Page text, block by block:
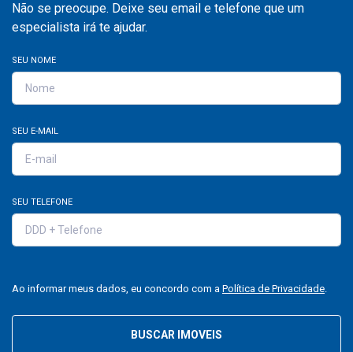
Não se preocupe. Deixe seu email e telefone que um
especialista irá te ajudar.
SEU NOME
SEU E-MAIL
SEU TELEFONE
Ao informar meus dados, eu concordo com a Política de Privacidade.
BUSCAR IMOVEIS